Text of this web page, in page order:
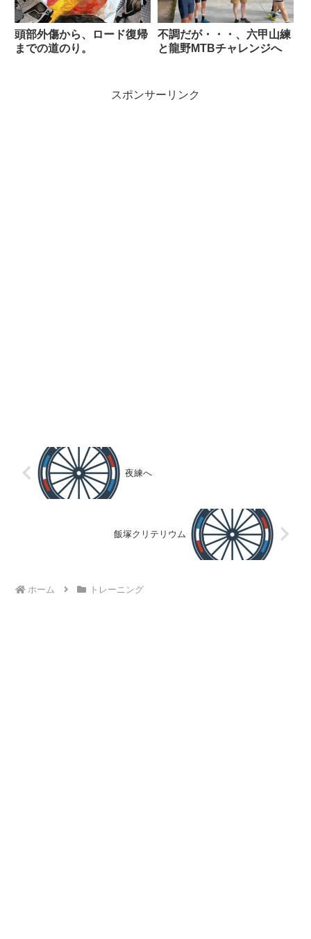
頭部外傷から、ロード復帰
までの道のり。
不調だが・・・、六甲山練
と龍野MTBチャレンジへ
スポンサーリンク
夜練へ
飯塚クリテリウム
ホーム トレーニング